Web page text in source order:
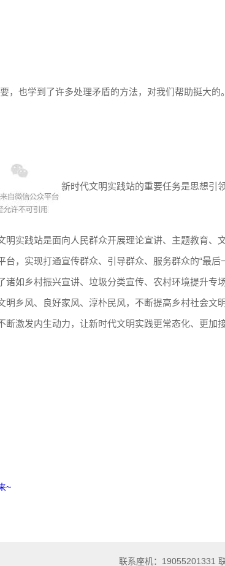
，也学到了许多处理矛盾的方法，对我们帮助挺大
新时代文明实践站的重要任务是思想引
实践站是面向人民群众开展理论宣讲、主题教育、
，实现打通宣传群众、引导群众、服务群众的“最后
如乡村振兴宣讲、垃圾分类宣传、农村环境提升专
乡风、良好家风、淳朴民风，不断提高乡村社会文
激发内生动力，让新时代文明实践更常态化、更加接
~
联系座机：19055201331